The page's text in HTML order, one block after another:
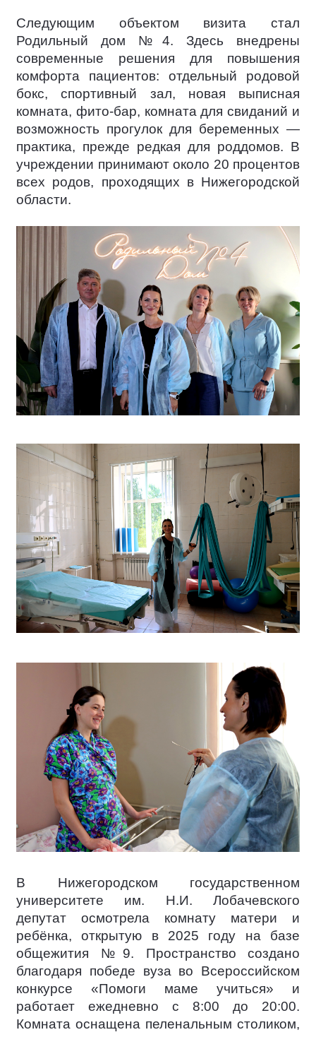
Следующим объектом визита стал
Родильный дом №4. Здесь внедрены
современные решения для повышения
комфорта пациентов: отдельный родовой
бокс, спортивный зал, новая выписная
комната, фито-бар, комната для свиданий и
возможность прогулок для беременных —
практика, прежде редкая для роддомов. В
учреждении принимают около 20 процентов
всех родов, проходящих в Нижегородской
области.
В Нижегородском государственном
университете им. Н.И. Лобачевского
депутат осмотрела комнату матери и
ребёнка, открытую в 2025 году на базе
общежития №9. Пространство создано
благодаря победе вуза во Всероссийском
конкурсе «Помоги маме учиться» и
работает ежедневно с 8:00 до 20:00.
Комната оснащена пеленальным столиком,